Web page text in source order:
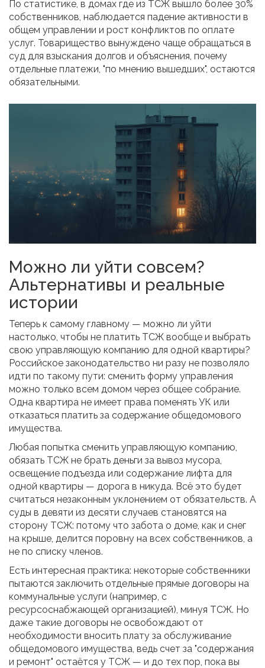
По статистике, в домах где из ТСЖ вышло более 30%
собственников, наблюдается падение активности в
общем управлении и рост конфликтов по оплате
услуг. Товарищество вынуждено чаще обращаться в
суд для взыскания долгов и объяснения, почему
отдельные платежи, "по мнению вышедших", остаются
обязательными.
Можно ли уйти совсем?
Альтернативы и реальные
истории
Теперь к самому главному — можно ли уйти
настолько, чтобы не платить ТСЖ вообще и выбрать
свою управляющую компанию для одной квартиры?
Российское законодательство ни разу не позволяло
идти по такому пути: сменить форму управления
можно только всем домом через общее собрание.
Одна квартира не имеет права поменять УК или
отказаться платить за содержание общедомового
имущества.
Любая попытка сменить управляющую компанию,
обязать ТСЖ не брать деньги за вывоз мусора,
освещение подъезда или содержание лифта для
одной квартиры — дорога в никуда. Всё это будет
считаться незаконным уклонением от обязательств. А
суды в девяти из десяти случаев становятся на
сторону ТСЖ: потому что забота о доме, как и снег
на крыше, делится поровну на всех собственников, а
не по списку членов.
Есть интересная практика: некоторые собственники
пытаются заключить отдельные прямые договоры на
коммунальные услуги (например, с
ресурсоснабжающей организацией), минуя ТСЖ. Но
даже такие договоры не освобождают от
необходимости вносить плату за обслуживание
общедомового имущества, ведь счет за "содержания
и ремонт" остаётся у ТСЖ — и до тех пор, пока вы